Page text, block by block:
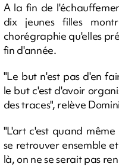
A la fin de
dix jeunes filles
chorégraphie qu'elles
fin d'année.
"Le but n'est pas d'en
le but c'est d'avoir
des traces", relève
"L'art c'est quand
se retrouver ensemble
là, on ne se serait pas